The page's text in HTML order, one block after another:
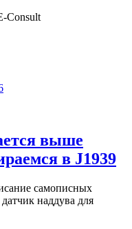
Consult
выше
в J1939
самописных
наддува для